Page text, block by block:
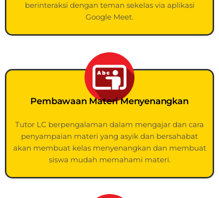
berinteraksi dengan teman sekelas via aplikasi
Google Meet.
Pembawaan Materi Menyenangkan
Tutor LC berpengalaman dalam mengajar dan cara
penyampaian materi yang asyik dan bersahabat
akan membuat kelas menyenangkan dan membuat
siswa mudah memahami materi.